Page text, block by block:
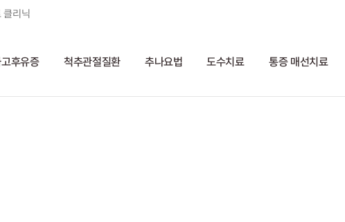
클리닉
후유증 척추관절질환 추나요법 도수치료 통증 매선치료